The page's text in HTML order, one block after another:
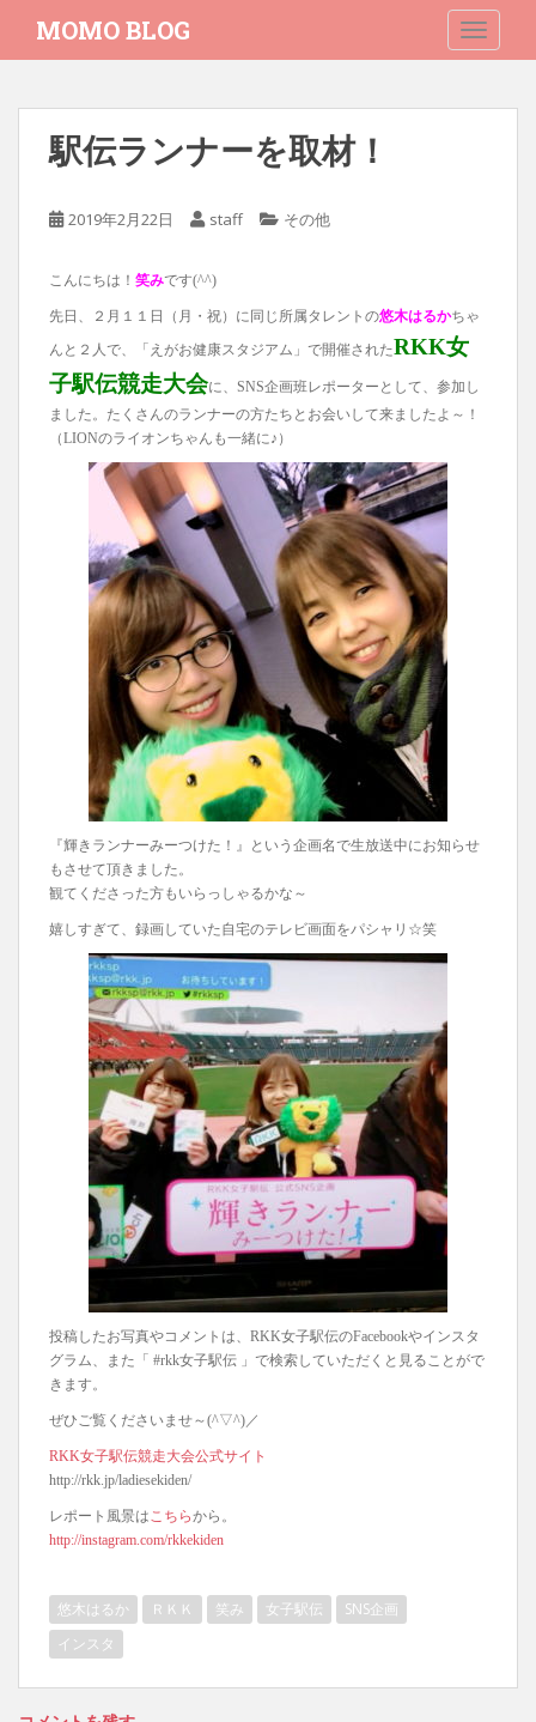
i
MOMO BLOG
駅伝ランナーを取材！
2019年2月22日 staff その他
こんにちは！ 笑みです(^^)
先日、２月１１日（月・祝）に同じ所属タレントの悠木はるかちゃ
んと２人で、「えがお健康スタジアム」で開催されたRKK女
子駅伝競走大会に、SNS企画班レポーターとして、参加し
ました。たくさんのランナーの方たちとお会いして来ましたよ～！
（LIONのライオンちゃんも一緒に♪）
『輝きランナーみーつけた！』という企画名で生放送中にお知らせ
もさせて頂きました。
観てくださった方もいらっしゃるかな～
嬉しすぎて、録画していた自宅のテレビ画面をパシャリ☆笑
投稿したお写真やコメントは、RKK女子駅伝のFacebookやインスタ
グラム、また「 #rkk女子駅伝 」で検索していただくと見ることがで
きます。
ぜひご覧くださいませ～(^▽^)／
RKK女子駅伝競走大会公式サイト
http://rkk.jp/ladiesekiden/
レポート風景はこちらから。
http://instagram.com/rkkekiden
悠木はるか ＲＫＫ 笑み 女子駅伝
SNS企画
インスタ